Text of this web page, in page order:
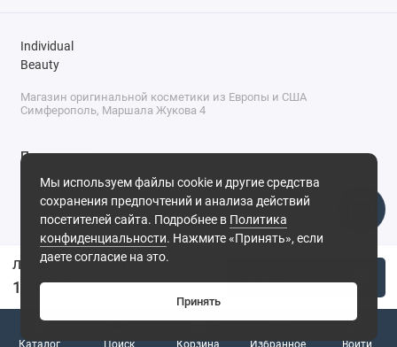
Каталог Поиск Корзина
0
Избранное
Войти
11 900 ₽
Мы используем файлы cookie и другие средства
сохранения предпочтений и анализа действий
посетителей сайта. Подробнее в Политика
конфиденциальности. Нажмите «Принять», если
даете согласие на это.
Принять
Individual
Beauty
Магазин оригинальной косметики из Европы и США
Симферополь, Маршала Жукова 4
Поддержка
+7 (978) 586-46-46
ПН-ПТ: 9:00 - 18:00
Суббота: 9:00 - 17:00
Воскресенье: выходной
Симферополь, ул. Маршала Жукова, 4